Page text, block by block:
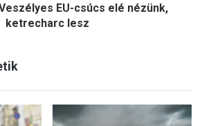
EU-csúcs elé nézünk,
ketrecharc lesz